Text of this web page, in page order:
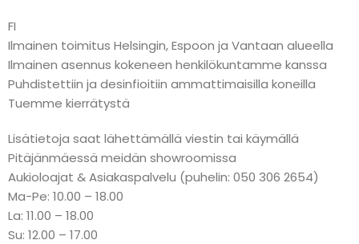
FI
Ilmainen toimitus Helsingin, Espoon ja Vantaan alueella
Ilmainen asennus kokeneen henkilökuntamme kanssa
Puhdistettiin ja desinfioitiin ammattimaisilla koneilla
Tuemme kierrätystä
Lisätietoja saat lähettämällä viestin tai käymällä
Pitäjänmäessä meidän showroomissa
Aukioloajat & Asiakaspalvelu (puhelin: 050 306 2654)
Ma-Pe: 10.00 – 18.00
La: 11.00 – 18.00
Su: 12.00 – 17.00